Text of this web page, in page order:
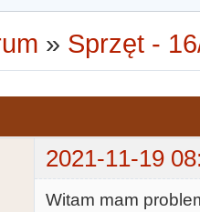
» Sprzęt -
2021-11-19
Witam mam